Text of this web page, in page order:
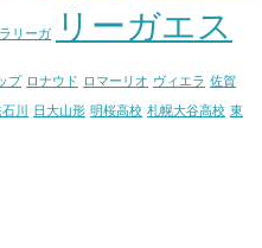
ラリーガ
リーガエス
プ ロナウド ロマーリオ ヴィエラ 佐賀
川 日大山形 明桜高校 札幌大谷高校 東